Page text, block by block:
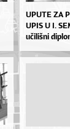
UPU­TE ZA
UPIS U I.
u­či­liš­ni